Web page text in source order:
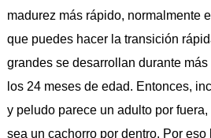
madurez más rápido, normalmente
que puedes hacer la transición
grandes se desarrollan durante
los 24 meses de edad. Entonces,
y peludo parece un adulto por
sea un cachorro por dentro. Por